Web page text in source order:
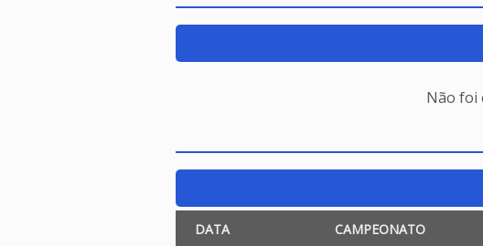
Não foi
DATA CAMPEONATO